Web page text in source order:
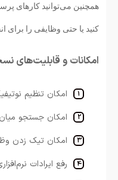
همچنین می‌توانید کارهای
کنید یا حتی وظایفی را برای
امکانات و قابلیت‌های
امکان تنظیم
امکان جستجو
امکان تیک زدن
رفع ایرادات